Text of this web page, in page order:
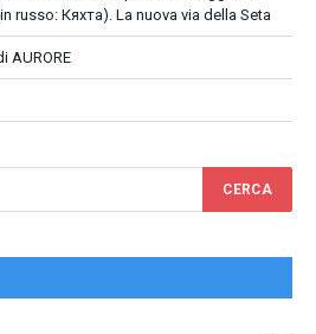
russo: Кяхта). La nuova via della Seta
AURORE